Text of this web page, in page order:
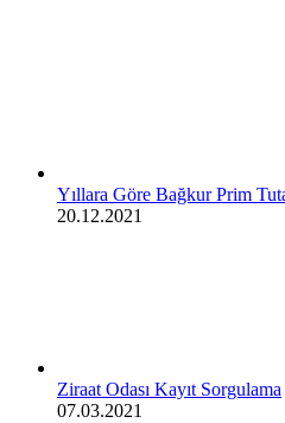
Yıllara Göre Bağkur Prim
20.12.2021
Ziraat Odası Kayıt Sorgulama
07.03.2021